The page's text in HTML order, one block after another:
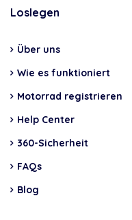
Loslegen
Über uns
Wie es funktioniert
Motorrad registrieren
Help Center
360-Sicherheit
FAQs
Blog